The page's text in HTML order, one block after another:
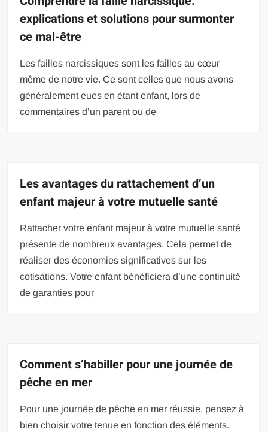
explications et solutions pour surmonter
ce mal-être
Les failles narcissiques sont les failles au cœur
même de notre vie. Ce sont celles que nous avons
généralement eues en étant enfant, lors de
commentaires d’un parent ou de
Les avantages du rattachement d’un
enfant majeur à votre mutuelle santé
Rattacher votre enfant majeur à votre mutuelle santé
présente de nombreux avantages. Cela permet de
réaliser des économies significatives sur les
cotisations. Votre enfant bénéficiera d’une continuité
de garanties pour
Comment s’habiller pour une journée de
pêche en mer
Pour une journée de pêche en mer réussie, pensez à
bien choisir votre tenue en fonction des éléments.